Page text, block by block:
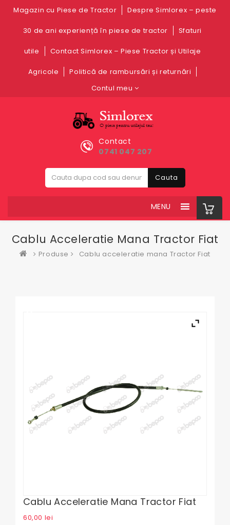
Magazin cu Piese de Tractor Despre Simlorex – peste
30 de ani experiență în piese de tractor Sfaturi
utile Contact Simlorex – Piese Tractor și Utilaje
Agricole
Politică de rambursări și returnări
Contul meu
Contact
0741 047 207
Cauta
MENU
Cablu Acceleratie Mana Tractor Fiat
Produse Cablu acceleratie mana Tractor Fiat
Cablu Acceleratie Mana Tractor Fiat
60,00 lei